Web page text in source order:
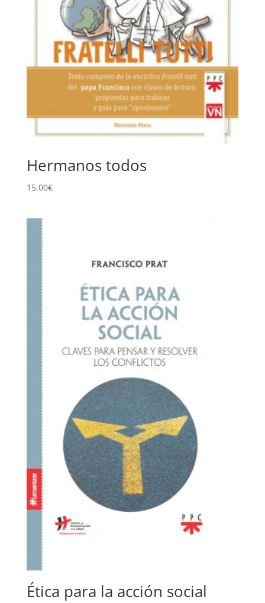
Hermanos todos
15,00€
Ética para la acción social